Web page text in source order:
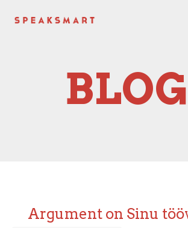
Argument on Sinu